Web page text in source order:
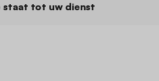
staat tot uw dienst